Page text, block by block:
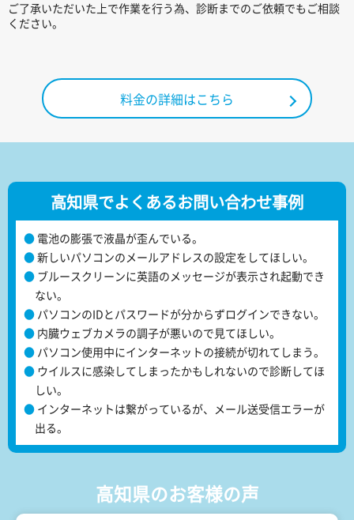
ご了承いただいた上で作業を行う為、診断までのご依頼でもご相談
ください。
料金の詳細はこちら
高知県でよくあるお問い合わせ事例
電池の膨張で液晶が歪んでいる。
新しいパソコンのメールアドレスの設定をしてほしい。
ブルースクリーンに英語のメッセージが表示され起動でき
ない。
パソコンのIDとパスワードが分からずログインできない。
内臓ウェブカメラの調子が悪いので見てほしい。
パソコン使用中にインターネットの接続が切れてしまう。
ウイルスに感染してしまったかもしれないので診断してほ
しい。
インターネットは繋がっているが、メール送受信エラーが
出る。
高知県のお客様の声